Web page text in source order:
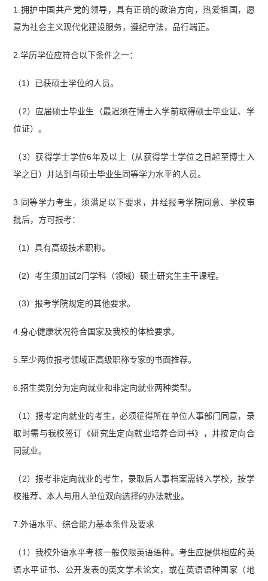
1.拥护中国共产党的领导，具有正确的政治方向，热爱祖国，愿
意为社会主义现代化建设服务，遵纪守法，品行端正。
2.学历学位应符合以下条件之一：
（1）已获硕士学位的人员。
（2）应届硕士毕业生（最迟须在博士入学前取得硕士毕业证、学
位证）。
（3）获得学士学位6年及以上（从获得学士学位之日起至博士入
学之日）并达到与硕士毕业生同等学力水平的人员。
3.同等学力考生，须满足以下要求，并经报考学院同意、学校审
批后，方可报考：
（1）具有高级技术职称。
（2）考生须加试2门学科（领域）硕士研究生主干课程。
（3）报考学院规定的其他要求。
4.身心健康状况符合国家及我校的体检要求。
5.至少两位报考领域正高级职称专家的书面推荐。
6.招生类别分为定向就业和非定向就业两种类型。
（1）报考定向就业的考生，必须征得所在单位人事部门同意，录
取时需与我校签订《研究生定向就业培养合同书》，并按定向合
同就业。
（2）报考非定向就业的考生，录取后人事档案需转入学校，按学
校推荐、本人与用人单位双向选择的办法就业。
7.外语水平、综合能力基本条件及要求
（1）我校外语水平考核一般仅限英语语种。考生应提供相应的英
语水平证书、公开发表的英文学术论文，或在英语语种国家（地